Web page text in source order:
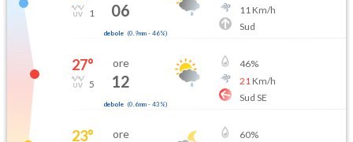
1 06
debole (0.9mm- 46%)
11 Km/h
Sud
27°
5
ore
12
debole (0.6mm- 43 %)
46%
21 Km/h
Sud SE
23° ore 60%